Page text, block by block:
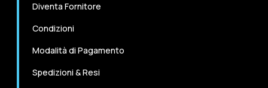
Diventa Fornitore
Condizioni
Modalità di Pagamento
Spedizioni & Resi